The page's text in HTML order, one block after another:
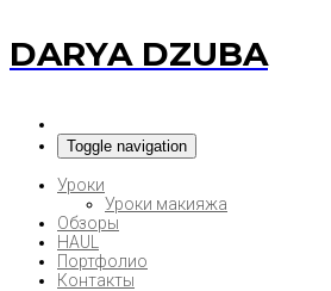
DARYA DZUBA
Toggle navigation
Уроки
Уроки макияжа
Обзоры
HAUL
Портфолио
Контакты